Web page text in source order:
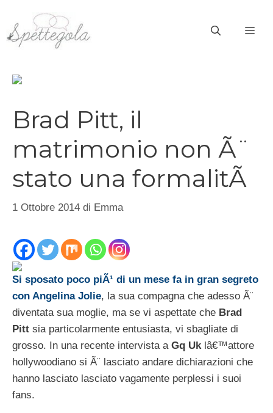
contenuto
Brad Pitt, il
matrimonio non Ã¨
stato una formalitÃ
1 Ottobre 2014 di Emma
Si sposato poco piÃ¹ di un mese fa in gran segreto
con Angelina Jolie, la sua compagna che adesso Ã¨
diventata sua moglie, ma se vi aspettate che Brad
Pitt sia particolarmente entusiasta, vi sbagliate di
grosso. In una recente intervista a Gq Uk lâ€™attore
hollywoodiano si Ã¨ lasciato andare dichiarazioni che
hanno lasciato lasciato vagamente perplessi i suoi
fans.